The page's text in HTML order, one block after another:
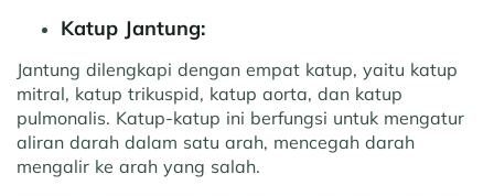
Katup Jantung:
Jantung dilengkapi dengan empat katup, yaitu katup
mitral, katup trikuspid, katup aorta, dan katup
pulmonalis. Katup-katup ini berfungsi untuk mengatur
aliran darah dalam satu arah, mencegah darah
mengalir ke arah yang salah.